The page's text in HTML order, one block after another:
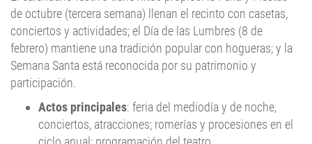
conciertos y actividades; el Día de las Lumbres (8 de
febrero) mantiene una tradición popular con hogueras; y la
Semana Santa está reconocida por su patrimonio y
participación.
Actos principales
conciertos, atracciones; romerías y procesiones en el
ciclo anual; programación del teatro.
Convivencia y movilidad: planifica rutas, usa